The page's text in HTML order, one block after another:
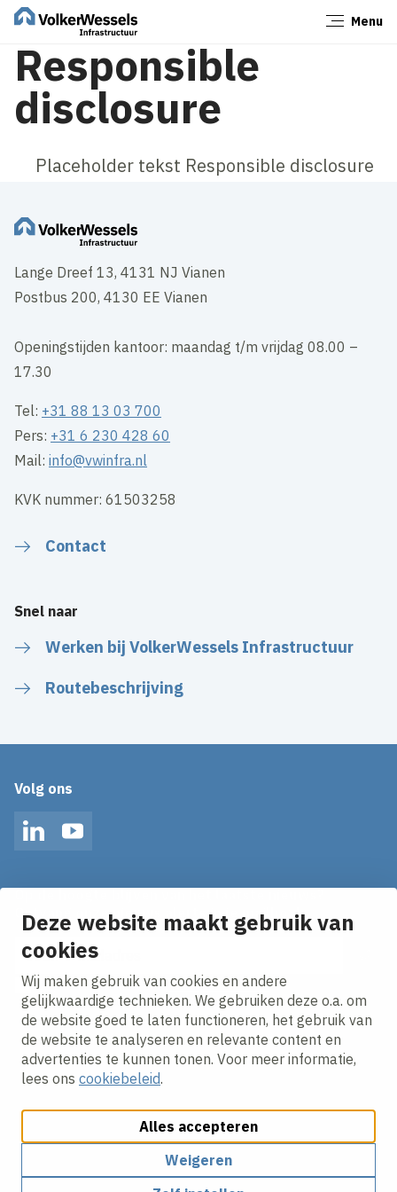
Deze website maakt gebruik van
cookies
Wij maken gebruik van cookies en andere
gelijkwaardige technieken. We gebruiken deze o.a. om
de website goed te laten functioneren, het gebruik van
de website te analyseren en relevante content en
advertenties te kunnen tonen. Voor meer informatie,
lees ons cookiebeleid.
Alles accepteren
Weigeren
Menu
Responsible
disclosure
Placeholder tekst Responsible disclosure
Lange Dreef 13, 4131 NJ Vianen
Postbus 200, 4130 EE Vianen
Openingstijden kantoor: maandag t/m vrijdag 08.00 –
17.30
Tel: +31 88 13 03 700
Pers: +31 6 230 428 60
Mail:info@vwinfra.nl
KVK nummer: 61503258
Contact
Snel naar
Werken bij VolkerWessels Infrastructuur
Routebeschrijving
Volg ons
LinkedInYouTube
Ontvang onze nieuws alerts in je mailbox!
E-mailadres
Ik ga akkoord met hetprivacy statement.
Cookies aanpassenCookie beleidPrivacy policy
Sluiten